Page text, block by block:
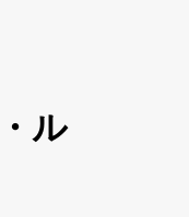
ル